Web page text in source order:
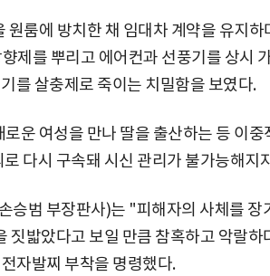
원룸에 방치한 채 임대차 계약을 유지
제를 뿌리고 에어컨과 선풍기를 상시
를 살충제로 죽이는 치밀함을 보였다.
로운 여성을 만나 딸을 출산하는 등 이
다시 구속돼 시신 관리가 불가능해지
승범 부장판사)는 "피해자의 사체를 장
짓밟았다고 보일 만큼 참혹하고 악랄
자발찌 부착을 명령했다.